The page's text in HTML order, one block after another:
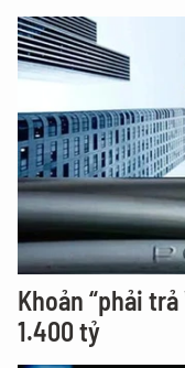
Khoản “phải
1.400 tỷ